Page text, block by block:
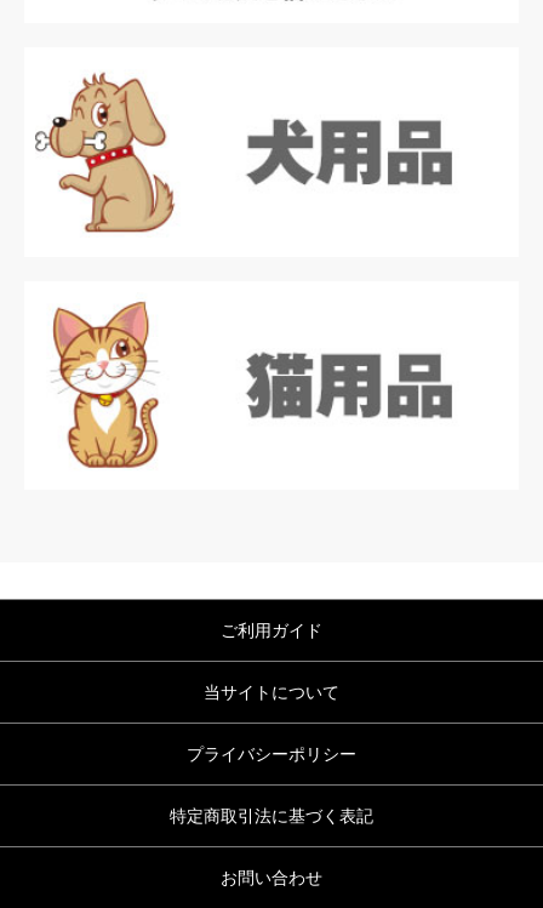
ご利用ガイド
当サイトについて
プライバシーポリシー
特定商取引法に基づく表記
お問い合わせ